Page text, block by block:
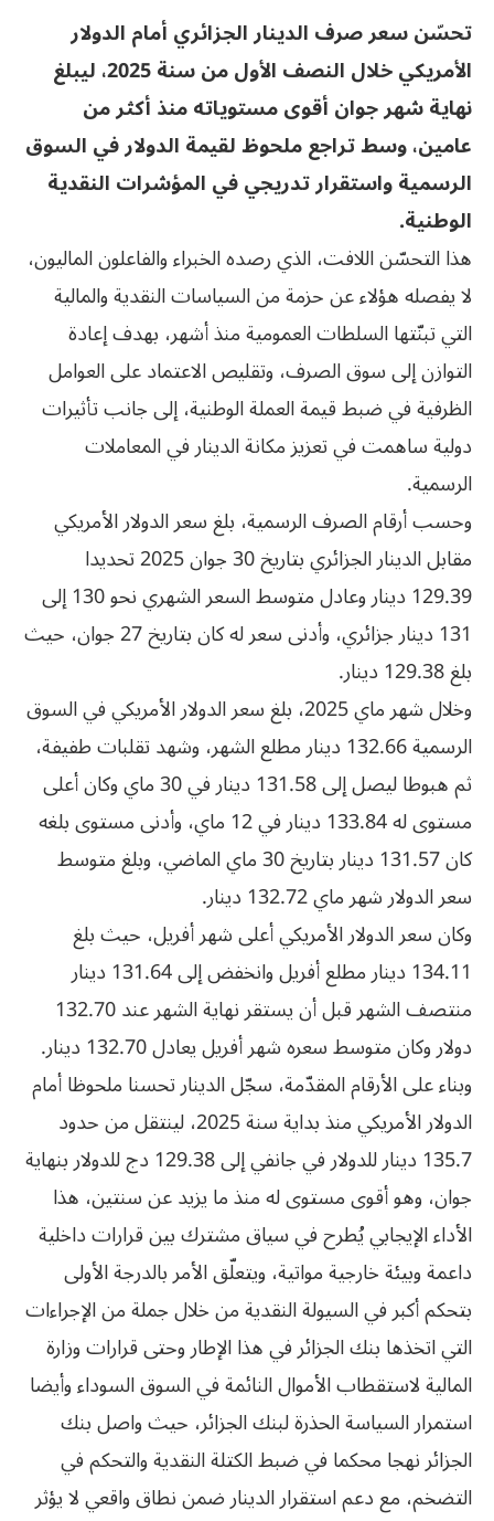
تحسّن سعر صرف الدينار الجزائري أمام الدولار
الأمريكي خلال النصف الأول من سنة 2025، ليبلغ
نهاية شهر جوان أقوى مستوياته منذ أكثر من
عامين، وسط تراجع ملحوظ لقيمة الدولار في السوق
الرسمية واستقرار تدريجي في المؤشرات النقدية
الوطنية.
هذا التحسّن اللافت، الذي رصده الخبراء والفاعلون الماليون،
لا يفصله هؤلاء عن حزمة من السياسات النقدية والمالية
التي تبنّتها السلطات العمومية منذ أشهر، بهدف إعادة
التوازن إلى سوق الصرف، وتقليص الاعتماد على العوامل
الظرفية في ضبط قيمة العملة الوطنية، إلى جانب تأثيرات
دولية ساهمت في تعزيز مكانة الدينار في المعاملات
الرسمية.
وحسب أرقام الصرف الرسمية، بلغ سعر الدولار الأمريكي
مقابل الدينار الجزائري بتاريخ 30 جوان 2025 تحديدا
129.39 دينار وعادل متوسط السعر الشهري نحو 130 إلى
131 دينار جزائري، وأدنى سعر له كان بتاريخ 27 جوان، حيث
بلغ 129.38 دينار.
وخلال شهر ماي 2025، بلغ سعر الدولار الأمريكي في السوق
الرسمية 132.66 دينار مطلع الشهر، وشهد تقلبات طفيفة،
ثم هبوطا ليصل إلى 131.58 دينار في 30 ماي وكان أعلى
مستوى له 133.84 دينار في 12 ماي، وأدنى مستوى بلغه
كان 131.57 دينار بتاريخ 30 ماي الماضي، وبلغ متوسط
سعر الدولار شهر ماي 132.72 دينار.
وكان سعر الدولار الأمريكي أعلى شهر أفريل، حيث بلغ
134.11 دينار مطلع أفريل وانخفض إلى 131.64 دينار
منتصف الشهر قبل أن يستقر نهاية الشهر عند 132.70
دولار وكان متوسط سعره شهر أفريل يعادل 132.70 دينار.
وبناء على الأرقام المقدّمة، سجّل الدينار تحسنا ملحوظا أمام
الدولار الأمريكي منذ بداية سنة 2025، لينتقل من حدود
135.7 دينار للدولار في جانفي إلى 129.38 دج للدولار بنهاية
جوان، وهو أقوى مستوى له منذ ما يزيد عن سنتين، هذا
الأداء الإيجابي يُطرح في سياق مشترك بين قرارات داخلية
داعمة وبيئة خارجية مواتية، ويتعلّق الأمر بالدرجة الأولى
بتحكم أكبر في السيولة النقدية من خلال جملة من الإجراءات
التي اتخذها بنك الجزائر في هذا الإطار وحتى قرارات وزارة
المالية لاستقطاب الأموال النائمة في السوق السوداء وأيضا
استمرار السياسة الحذرة لبنك الجزائر، حيث واصل بنك
الجزائر نهجا محكما في ضبط الكتلة النقدية والتحكم في
التضخم، مع دعم استقرار الدينار ضمن نطاق واقعي لا يؤثر